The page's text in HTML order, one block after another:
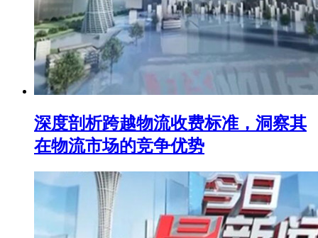
深度剖析跨越物流收费标准，洞察其
在物流市场的竞争优势